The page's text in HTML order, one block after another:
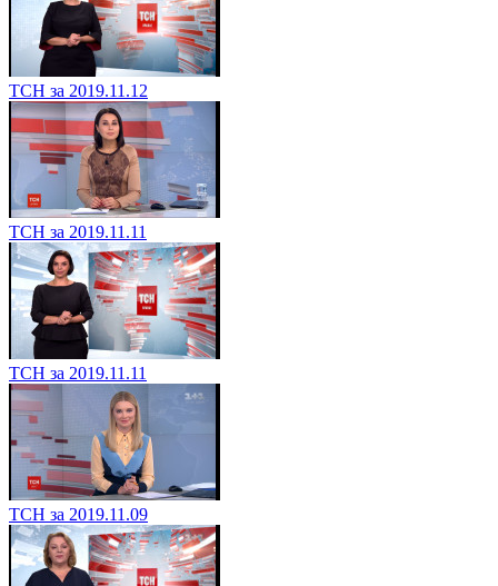
ТСН за 2019.11.12
ТСН за 2019.11.11
ТСН за 2019.11.11
ТСН за 2019.11.09